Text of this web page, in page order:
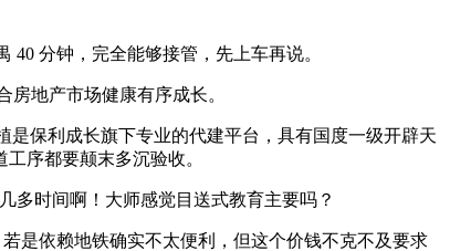
分钟，完全能够接管，先上车再说。
地产市场健康有序成长。
保利成长旗下专业的代建平台，具有国度一级开辟天
序都要颠末多沉验收。
时间啊！大师感觉目送式教育主要吗？
是依赖地铁确实不太便利，但这个价钱不克不及要求